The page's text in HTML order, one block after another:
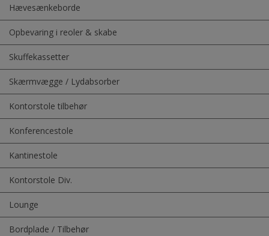
Hævesænkeborde
Opbevaring i reoler & skabe
Skuffekassetter
Skærmvægge / Lydabsorber
Kontorstole tilbehør
Konferencestole
Kantinestole
Kontorstole Div.
Lounge
Bordplade / Tilbehør